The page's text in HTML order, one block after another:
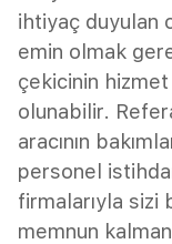
ihtiyaç duyulan
emin olmak
çekicinin
olunabilir.
aracının
personel
firmalarıyla sizi
memnun